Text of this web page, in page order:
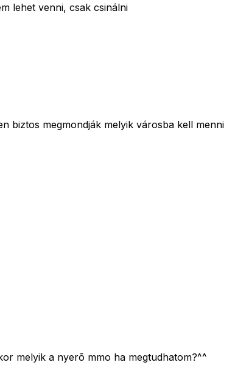
lehet venni, csak csinálni
biztos megmondják melyik városba kell menni
melyik a nyerõ mmo ha megtudhatom?^^